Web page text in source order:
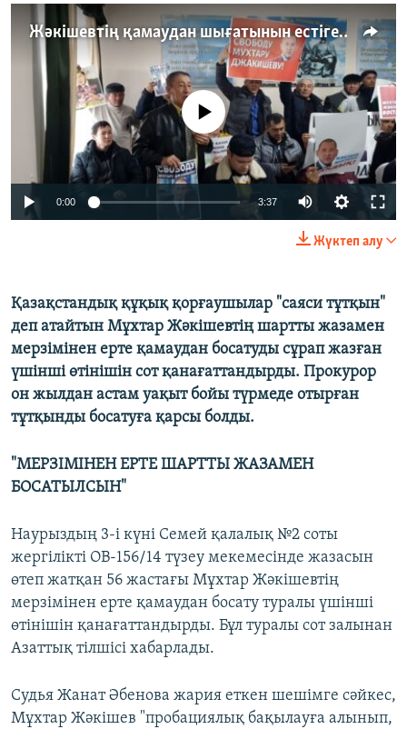
АРНАЙЫ ЖОБАЛАР
Русский
ЖАЗЫЛЫҢЫЗ
Басқа тілдерде
Жәкішевтің қамаудан шығатынын естігендердің көңілі босады
Auto 270p 360p 404p
1080p
No media source currently available
0:00 3:37
1080p
Жүктеп алу
Қазақстандық құқық қорғаушылар "саяси тұтқын"
деп атайтын Мұхтар Жәкішевтің шартты жазамен
мерзімінен ерте қамаудан босатуды сұрап жазған
үшінші өтінішін сот қанағаттандырды. Прокурор
он жылдан астам уақыт бойы түрмеде отырған
тұтқынды босатуға қарсы болды.
"МЕРЗІМІНЕН ЕРТЕ ШАРТТЫ ЖАЗАМЕН
БОСАТЫЛСЫН"
Наурыздың 3-і күні Семей қалалық №2 соты
жергілікті ОВ-156/14 түзеу мекемесінде жазасын
өтеп жатқан 56 жастағы Мұхтар Жәкішевтің
мерзімінен ерте қамаудан босату туралы үшінші
өтінішін қанағаттандырды. Бұл туралы сот залынан
Азаттық тілшісі хабарлады.
Судья Жанат Әбенова жария еткен шешімге сәйкес,
Мұхтар Жәкішев "пробациялық бақылауға алынып,